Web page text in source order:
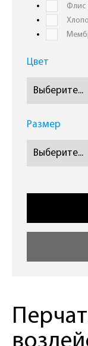
Флиc
Цвет
Размер